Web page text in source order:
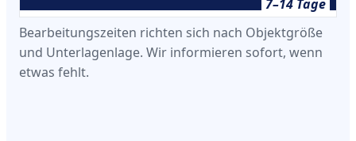
7–14 Tage
Bearbeitungszeiten richten sich nach Objektgröße
und Unterlagenlage. Wir informieren sofort, wenn
etwas fehlt.